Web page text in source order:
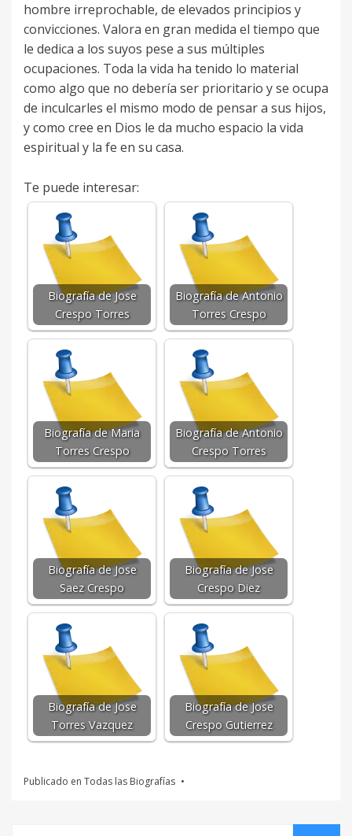
hombre irreprochable, de elevados principios y
convicciones. Valora en gran medida el tiempo que
le dedica a los suyos pese a sus múltiples
ocupaciones. Toda la vida ha tenido lo material
como algo que no debería ser prioritario y se ocupa
de inculcarles el mismo modo de pensar a sus hijos,
y como cree en Dios le da mucho espacio la vida
espiritual y la fe en su casa.
Te puede interesar:
Biografía de Jose
Crespo Torres
Biografía de Antonio
Torres Crespo
Biografía de Maria
Torres Crespo
Biografía de Antonio
Crespo Torres
Biografía de Jose
Saez Crespo
Biografía de Jose
Crespo Diez
Biografía de Jose
Torres Vazquez
Biografía de Jose
Crespo Gutierrez
Publicado en Todas las Biografías